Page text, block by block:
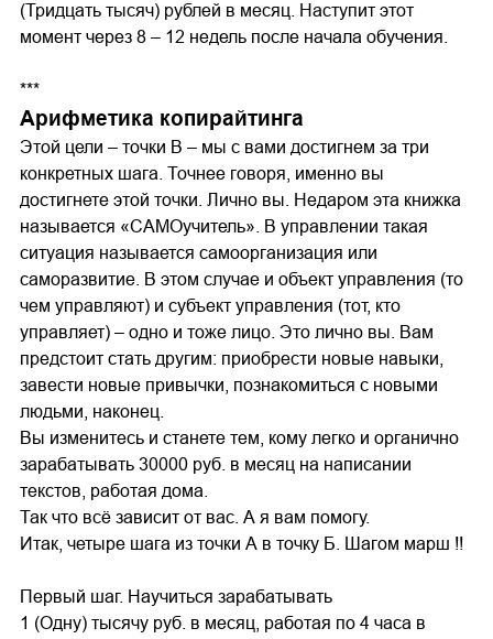
(Тридцать тысяч) рублей в месяц. Наступит этот
момент через 8 – 12 недель после начала обучения.
***
Арифметика копирайтинга
Этой цели – точки B – мы с вами достигнем за три
конкретных шага. Точнее говоря, именно вы
достигнете этой точки. Лично вы. Недаром эта книжка
называется «САМОучитель». В управлении такая
ситуация называется самоорганизация или
саморазвитие. В этом случае и объект управления (то
чем управляют) и субъект управления (тот, кто
управляет) – одно и тоже лицо. Это лично вы. Вам
предстоит стать другим: приобрести новые навыки,
завести новые привычки, познакомиться с новыми
людьми, наконец.
Вы изменитесь и станете тем, кому легко и органично
зарабатывать 30000 руб. в месяц на написании
текстов, работая дома.
Так что всё зависит от вас. А я вам помогу.
Итак, четыре шага из точки А в точку Б. Шагом марш !!
Первый шаг. Научиться зарабатывать
1 (Одну) тысячу руб. в месяц, работая по 4 часа в